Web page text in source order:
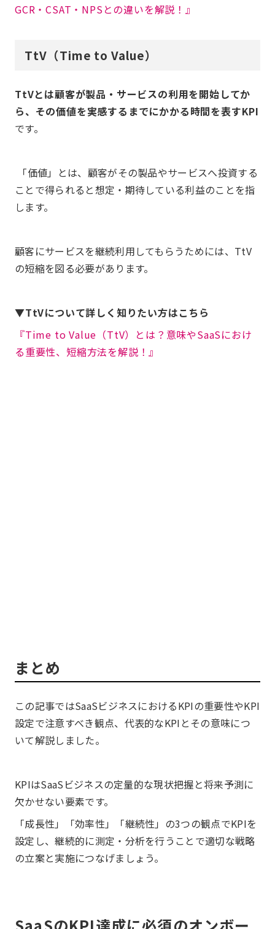
GCR・CSAT・NPSとの違いを解説！』
TtV（Time to Value）
TtVとは顧客が製品・サービスの利用を開始してか
ら、その価値を実感するまでにかかる時間を表すKPI
です。
「価値」とは、顧客がその製品やサービスへ投資する
ことで得られると想定・期待している利益のことを指
します。
顧客にサービスを継続利用してもらうためには、TtV
の短縮を図る必要があります。
▼TtVについて詳しく知りたい方はこちら
『Time to Value（TtV）とは？意味やSaaSにおけ
る重要性、短縮方法を解説！』
まとめ
この記事ではSaaSビジネスにおけるKPIの重要性やKPI
設定で注意すべき観点、代表的なKPIとその意味につ
いて解説しました。
KPIはSaaSビジネスの定量的な現状把握と将来予測に
欠かせない要素です。
「成長性」「効率性」「継続性」の3つの観点でKPIを
設定し、継続的に測定・分析を行うことで適切な戦略
の立案と実施につなげましょう。